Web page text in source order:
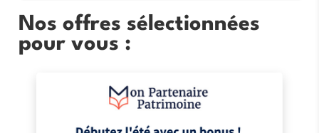
Nos offres sélectionnées
pour vous :